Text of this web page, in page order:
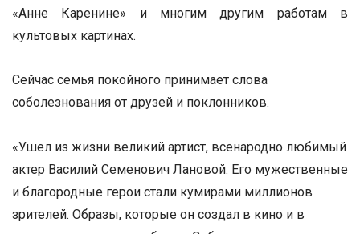
«Анне Каренине» и многим другим работам в
культовых картинах.
Сейчас семья покойного принимает слова
соболезнования от друзей и поклонников.
«Ушел из жизни великий артист, всенародно любимый
актер Василий Семенович Лановой. Его мужественные
и благородные герои стали кумирами миллионов
зрителей. Образы, которые он создал в кино и в